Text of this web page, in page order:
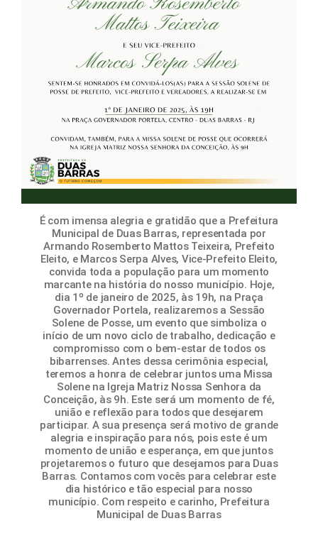
É com imensa alegria e gratidão que a Prefeitura
Municipal de Duas Barras, representada por
Armando Rosemberto Mattos Teixeira, Prefeito
Eleito, e Marcos Serpa Alves, Vice-Prefeito Eleito,
convida toda a população para um momento
marcante na história do nosso município. Hoje,
dia 1º de janeiro de 2025, às 19h, na Praça
Governador Portela, realizaremos a Sessão
Solene de Posse, um evento que simboliza o
início de um novo ciclo de trabalho, dedicação e
compromisso com o bem-estar de todos os
bibarrenses. Antes dessa cerimônia especial,
teremos a honra de celebrar juntos uma Missa
Solene na Igreja Matriz Nossa Senhora da
Conceição, às 9h. Este será um momento de fé,
união e reflexão para todos que desejarem
participar. A sua presença será motivo de grande
alegria e inspiração para nós, pois este é um
momento de união e esperança, em que juntos
projetaremos o futuro que desejamos para Duas
Barras. Contamos com vocês para celebrar este
dia histórico e tão especial para nosso
município. Com respeito e carinho, Prefeitura
Municipal de Duas Barras